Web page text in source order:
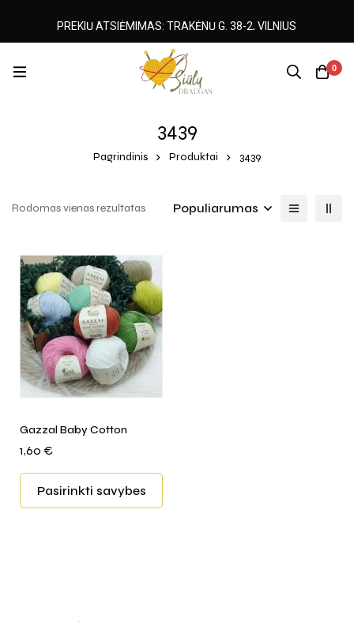
0
3439
Pagrindinis Produktai 3439
Rodomas vienas rezultatas Populiarumas
Gazzal Baby Cotton
1,60 €
Pasirinkti savybes
PREKIŲ ATSIĖMIMAS: TRAKĖNŲ G. 38-2, VILNIUS